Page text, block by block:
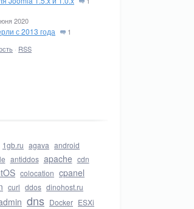
2020
с 2013 года
1
· RSS
1gb.ru agava android
antiddos apache cdn
colocation cpanel
curl ddos dinohost.ru
dns Docker ESXi